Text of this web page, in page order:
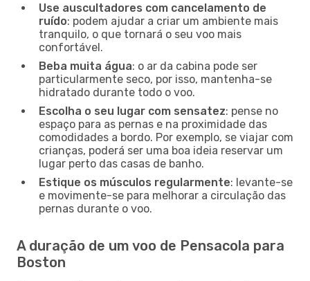
Use auscultadores com cancelamento de
ruído: podem ajudar a criar um ambiente mais
tranquilo, o que tornará o seu voo mais
confortável.
Beba muita água: o ar da cabina pode ser
particularmente seco, por isso, mantenha-se
hidratado durante todo o voo.
Escolha o seu lugar com sensatez: pense no
espaço para as pernas e na proximidade das
comodidades a bordo. Por exemplo, se viajar com
crianças, poderá ser uma boa ideia reservar um
lugar perto das casas de banho.
Estique os músculos regularmente: levante-se
e movimente-se para melhorar a circulação das
pernas durante o voo.
A duração de um voo de Pensacola para
Boston